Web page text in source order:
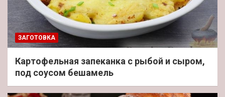
ЗАГОТОВКА
Картофельная запеканка с рыбой и сыром,
под соусом бешамель